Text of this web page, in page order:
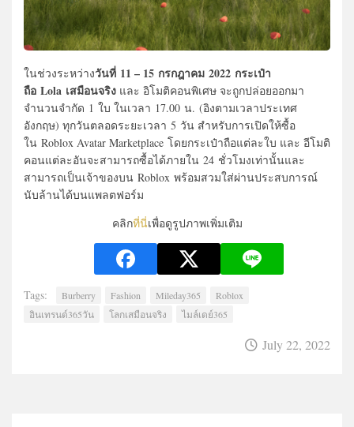
ในช่วงระหว่างวันที่ 11 – 15 กรกฎาคม 2022 กระเป๋า
ถือ Lola เสมือนจริง และ อิโมติคอนพิเศษ จะถูกปล่อยออกมา
จำนวนจำกัด 1 ใบ ในเวลา 17.00 น. (อิงตามเวลาประเทศ
อังกฤษ) ทุกวันตลอดระยะเวลา 5 วัน สำหรับการเปิดให้ซื้อ
ใน Roblox Avatar Marketplace โดยกระเป๋าถือแต่ละใบ และ อีโมติ
คอนแต่ละอันจะสามารถซื้อได้ภายใน 24 ชั่วโมงเท่านั้นและ
สามารถเป็นเจ้าของบน Roblox พร้อมสวมใส่ผ่านประสบการณ์
นับล้านได้บนแพลตฟอร์ม
คลิกที่นี่เพื่อดูรูปภาพเพิ่มเติม
Tags: Burberry Fashion Mileday365
Roblox
อินเทรนด์365วัน
โลกเสมือนจริง ไมล์เดย์365
July 22, 2022